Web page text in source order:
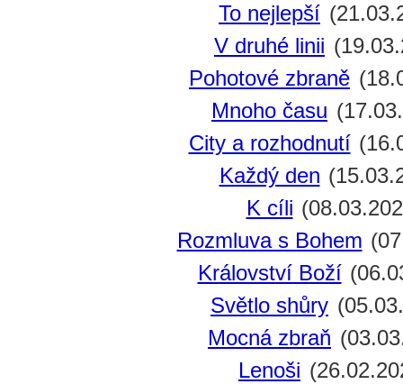
To nejlepší
V druhé linii
Pohotové zbraně
Mnoho času
City a rozhodnutí
Každý den
K cíli
Rozmluva s Bohem
Království Boží
Světlo shůry
Mocná zbraň
Lenoši